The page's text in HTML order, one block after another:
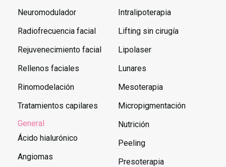
Neuromodulador
Radiofrecuencia facial
Rejuvenecimiento facial
Rellenos faciales
Rinomodelación
Tratamientos capilares
General
Ácido hialurónico
Angiomas
Intralipoterapia
Lifting sin cirugía
Lipolaser
Lunares
Mesoterapia
Micropigmentación
Nutrición
Peeling
Presoterapia